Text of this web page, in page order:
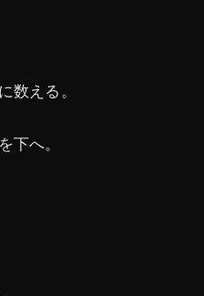
数える。
下へ。